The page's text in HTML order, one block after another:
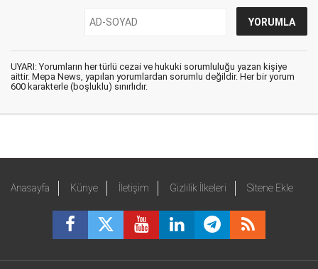
UYARI: Yorumların her türlü cezai ve hukuki sorumluluğu yazan kişiye
aittir. Mepa News, yapılan yorumlardan sorumlu değildir. Her bir yorum
600 karakterle (boşluklu) sınırlıdır.
Anasayfa Künye İletişim Gizlilik İlkeleri Sitene Ekle